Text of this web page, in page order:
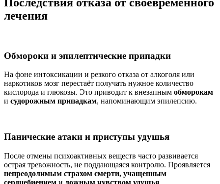
лечения
Обмороки и эпилептические припадки
На фоне интоксикации и резкого отказа от алкоголя или
наркотиков мозг перестаёт получать нужное количество
кислорода и глюкозы. Это приводит к внезапным обморокам
и судорожным припадкам, напоминающим эпилепсию.
Панические атаки и приступы удушья
После отмены психоактивных веществ часто развивается
острая тревожность, не поддающаяся контролю. Проявляется
непреодолимым страхом смерти, учащенным
сердцебиением и ложным чувством удушья